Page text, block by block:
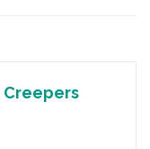
Creepers